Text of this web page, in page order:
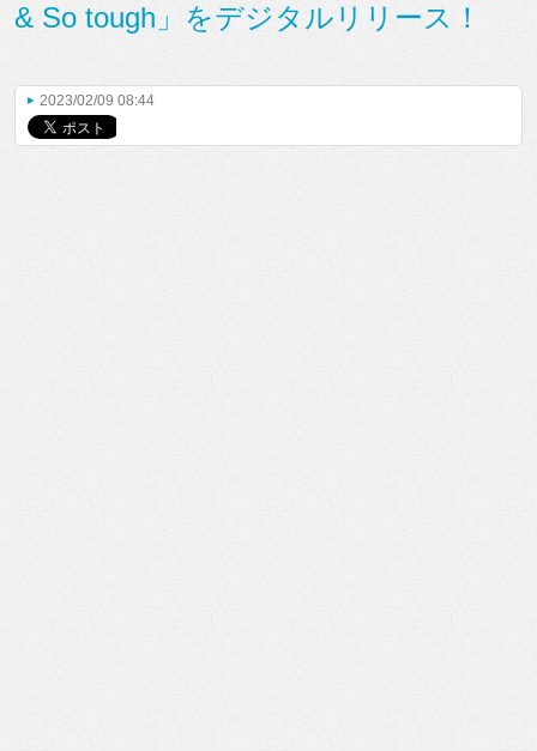
& So tough」をデジタルリリース！
2023/02/09 08:44